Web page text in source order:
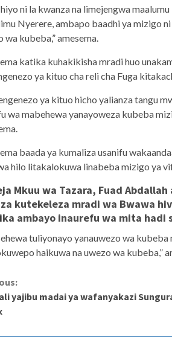
hiyo ni la kwanza na limejengwa
Nyerere, ambapo baadhi ya mizigo
wa kubeba,” amesema.
katika kuhakikisha mradi huo
ya kituo cha reli cha Fuga
ya kituo hicho yalianza tangu
wa mabehewa yanayoweza kubeba
baada ya kumaliza usanifu
hilo litakalokuwa linabeba mizigo ya
Mkuu wa Tazara, Fuad
kutekeleza mradi wa Bwawa
ambayo inaurefu wa mita hadi
tuliyonayo yanauwezo wa
haikuwa na uwezo wa kubeba,”
yajibu madai ya wafanyakazi